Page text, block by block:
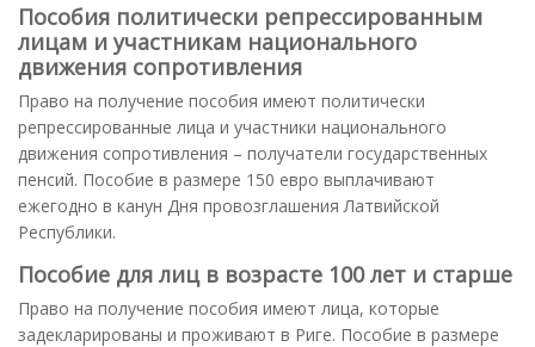
Пособия политически репрессированным
лицам и участникам национального
движения сопротивления
Право на получение пособия имеют политически
репрессированные лица и участники национального
движения сопротивления – получатели государственных
пенсий. Пособие в размере 150 евро выплачивают
ежегодно в канун Дня провозглашения Латвийской
Республики.
Пособие для лиц в возрасте 100 лет и старше
Право на получение пособия имеют лица, которые
задекларированы и проживают в Риге. Пособие в размере